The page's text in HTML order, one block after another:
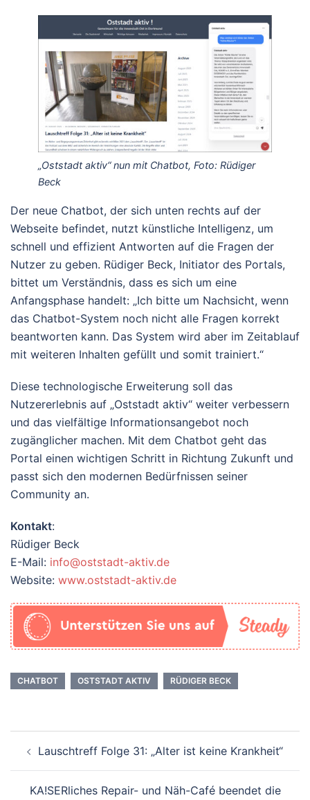
„Oststadt aktiv“ nun mit Chatbot, Foto: Rüdiger
Beck
Der neue Chatbot, der sich unten rechts auf der
Webseite befindet, nutzt künstliche Intelligenz, um
schnell und effizient Antworten auf die Fragen der
Nutzer zu geben. Rüdiger Beck, Initiator des Portals,
bittet um Verständnis, dass es sich um eine
Anfangsphase handelt: „Ich bitte um Nachsicht, wenn
das Chatbot-System noch nicht alle Fragen korrekt
beantworten kann. Das System wird aber im Zeitablauf
mit weiteren Inhalten gefüllt und somit trainiert.“
Diese technologische Erweiterung soll das
Nutzererlebnis auf „Oststadt aktiv“ weiter verbessern
und das vielfältige Informationsangebot noch
zugänglicher machen. Mit dem Chatbot geht das
Portal einen wichtigen Schritt in Richtung Zukunft und
passt sich den modernen Bedürfnissen seiner
Community an.
Kontakt:
Rüdiger Beck
E-Mail: info@oststadt-aktiv.de
Website: www.oststadt-aktiv.de
CHATBOT OSTSTADT AKTIV RÜDIGER BECK
Navigation
Lauschtreff Folge 31: „Alter ist keine Krankheit“
KA!SERliches Repair- und Näh-Café beendet die